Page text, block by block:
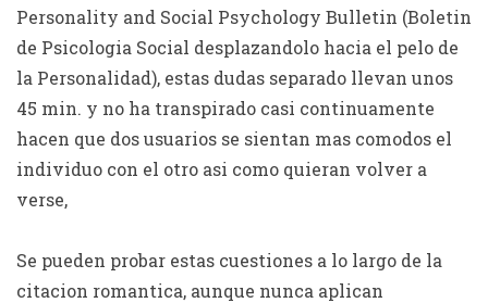
Personality and Social Psychology Bulletin (Boletin
de Psicologia Social desplazandolo hacia el pelo de
la Personalidad), estas dudas separado llevan unos
45 min. y no ha transpirado casi continuamente
hacen que dos usuarios se sientan mas comodos el
individuo con el otro asi­ como quieran volver a
verse,
Se pueden probar estas cuestiones a lo largo de la
citacion romantica, aunque nunca aplican